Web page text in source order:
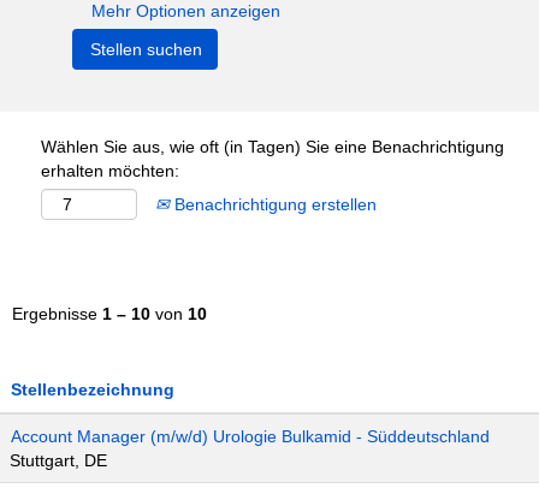
Mehr Optionen anzeigen
Wählen Sie aus, wie oft (in Tagen) Sie eine Benachrichtigung
erhalten möchten:
Benachrichtigung erstellen
Ergebnisse 1 – 10 von 10
Stellenbezeichnung
Account Manager (m/w/d) Urologie Bulkamid - Süddeutschland
Stuttgart, DE